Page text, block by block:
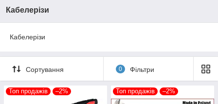
Кабелерізи
Кабелерізи
Сортування 0 Фільтри
Топ продажів –2% Топ продажів –2%